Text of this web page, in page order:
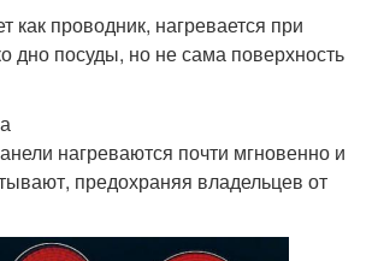
как проводник, нагревается при
дно посуды, но не сама поверхность
нагреваются почти мгновенно и
предохраняя владельцев от